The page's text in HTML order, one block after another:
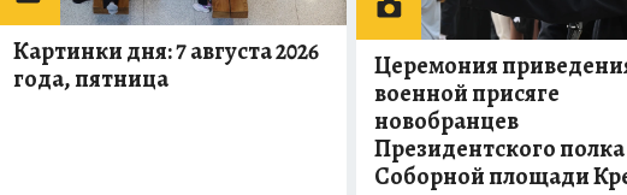
Картинки дня: 7 августа 2026
года, пятница
Церемония
военной присяге
новобранцев
Президентского
Соборной площади